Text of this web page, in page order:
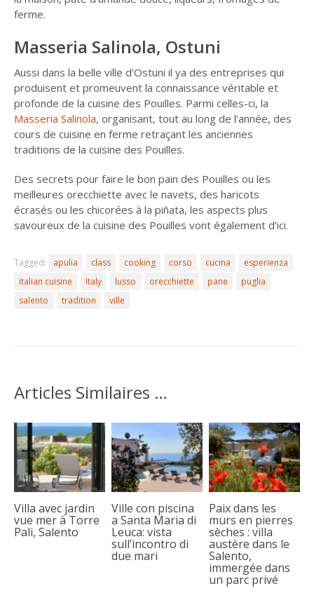
ferme.
Masseria Salinola, Ostuni
Aussi dans la belle ville d’Ostuni il ya des entreprises qui
produisent et promeuvent la connaissance véritable et
profonde de la cuisine des Pouilles. Parmi celles-ci, la
Masseria Salinola, organisant, tout au long de l’année, des
cours de cuisine en ferme retraçant les anciennes
traditions de la cuisine des Pouilles.
Des secrets pour faire le bon pain des Pouilles ou les
meilleures orecchiette avec le navets, des haricots
écrasés ou les chicorées à la piñata, les aspects plus
savoureux de la cuisine des Pouilles vont également d’ici.
Tagged: apulia class cooking corso cucina
esperienza
italian cuisine
Italy lusso orecchiette pane
puglia
salento
tradition ville
Articles Similaires …
Villa avec jardin
vue mer à Torre
Pali, Salento
Ville con piscina
a Santa Maria di
Leuca: vista
sull’incontro di
due mari
Paix dans les
murs en pierres
sèches : villa
austère dans le
Salento,
immergée dans
un parc privé